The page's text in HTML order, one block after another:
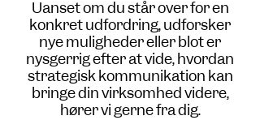
Uanset om du står over for en
konkret udfordring, udforsker
nye muligheder eller blot er
nysgerrig efter at vide, hvordan
strategisk kommunikation kan
bringe din virksomhed videre,
hører vi gerne fra dig.